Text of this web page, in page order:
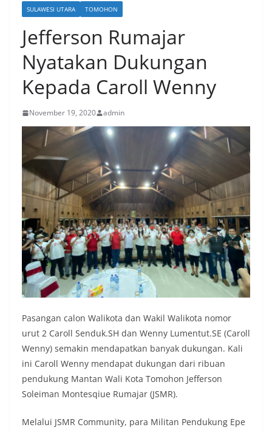
SULAWESI UTARA TOMOHON
Jefferson Rumajar
Nyatakan Dukungan
Kepada Caroll Wenny
November 19, 2020 admin
Pasangan calon Walikota dan Wakil Walikota nomor
urut 2 Caroll Senduk.SH dan Wenny Lumentut.SE (Caroll
Wenny) semakin mendapatkan banyak dukungan. Kali
ini Caroll Wenny mendapat dukungan dari ribuan
pendukung Mantan Wali Kota Tomohon Jefferson
Soleiman Montesqiue Rumajar (JSMR).
Melalui JSMR Community, para Militan Pendukung Epe